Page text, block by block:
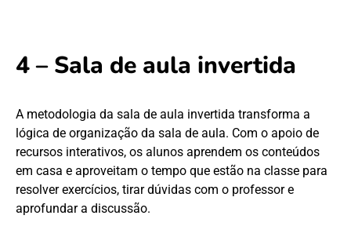
4 – Sala de aula invertida
A metodologia da sala de aula invertida transforma a
lógica de organização da sala de aula. Com o apoio de
recursos interativos, os alunos aprendem os conteúdos
em casa e aproveitam o tempo que estão na classe para
resolver exercícios, tirar dúvidas com o professor e
aprofundar a discussão.